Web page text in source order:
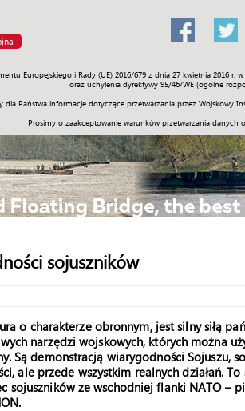
Europejskiego i Rady (UE) 2016/679 z dnia 27 kwietnia
oraz uchylenia dyrektywy 95/46/WE (ogólne
Państwa informacje dotyczące przetwarzania przez Wojskowy
Prosimy o zaakceptowanie warunków przetwarzania
Prawo Świat Społeczność Sport
sojuszników
o charakterze obronnym, jest silny siłą
narzędzi wojskowych, których można
Są demonstracją wiarygodności Sojuszu,
ale przede wszystkim realnych działań.
sojuszników ze wschodniej flanki NATO –